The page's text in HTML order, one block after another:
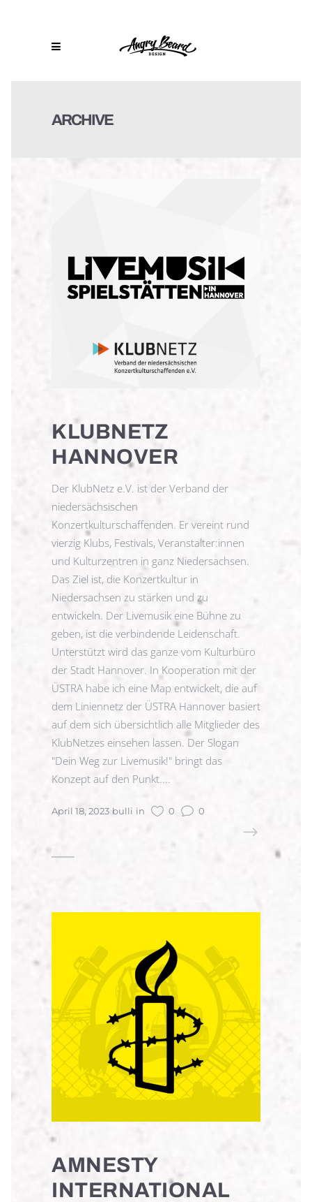
ARCHIVE
KLUBNETZ
HANNOVER
Der KlubNetz e.V. ist der Verband der
niedersächsischen
Konzertkulturschaffenden. Er vereint rund
vierzig Klubs, Festivals, Veranstalter:innen
und Kulturzentren in ganz Niedersachsen.
Das Ziel ist, die Konzertkultur in
Niedersachsen zu stärken und zu
entwickeln. Der Livemusik eine Bühne zu
geben, ist die verbindende Leidenschaft.
Unterstützt wird das ganze vom Kulturbüro
der Stadt Hannover. In Kooperation mit der
ÜSTRA habe ich eine Map entwickelt, die auf
dem Liniennetz der ÜSTRA Hannover basiert
auf dem sich übersichtlich alle Mitglieder des
KlubNetzes einsehen lassen. Der Slogan
"Dein Weg zur Livemusik!" bringt das
Konzept auf den Punkt....
April 18, 2023 bulli in 0 0
AMNESTY
INTERNATIONAL